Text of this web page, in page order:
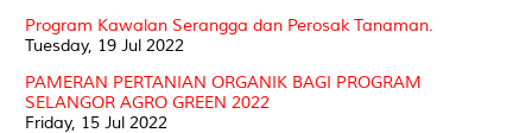
Program Kawalan Serangga dan Perosak Tanaman.
Tuesday, 19 Jul 2022
PAMERAN PERTANIAN ORGANIK BAGI PROGRAM
SELANGOR AGRO GREEN 2022
Friday, 15 Jul 2022